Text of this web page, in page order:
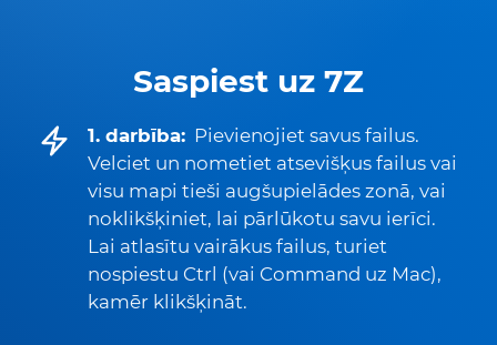
Saspiest uz 7Z
1. darbība: Pievienojiet savus failus.
Velciet un nometiet atsevišķus failus vai
visu mapi tieši augšupielādes zonā, vai
noklikšķiniet, lai pārlūkotu savu ierīci.
Lai atlasītu vairākus failus, turiet
nospiestu Ctrl (vai Command uz Mac),
kamēr klikšķināt.